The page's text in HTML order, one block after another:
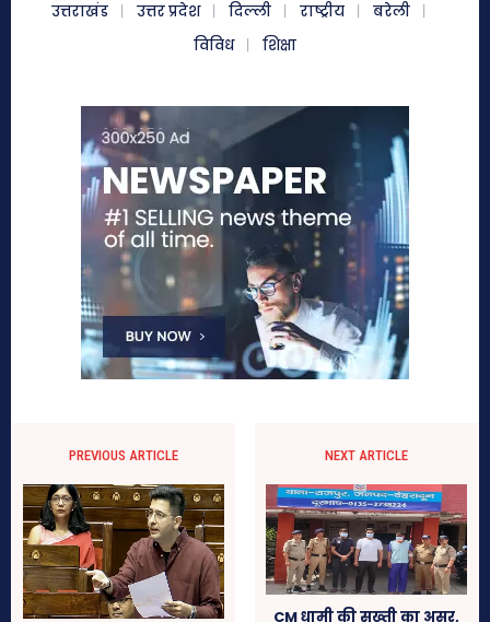
उत्तराखंड उत्तर प्रदेश दिल्ली राष्ट्रीय
बरेली
विविध
शिक्षा
PREVIOUS ARTICLE NEXT ARTICLE
CM धामी की सख्ती का असर,